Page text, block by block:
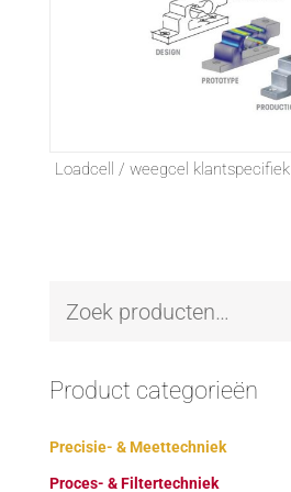
Loadcell / weegcel klantspecifiek
Product categorieën
Precisie- & Meettechniek
Demagnetiseren
Proces- & Filtertechniek